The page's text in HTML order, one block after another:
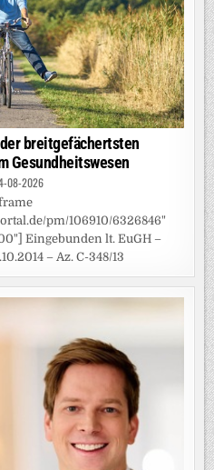
breitgefächertsten
Gesundheitswesen
08-2026
pm/106910/6326846"
Eingebunden lt. EuGH –
– Az. C-348/13